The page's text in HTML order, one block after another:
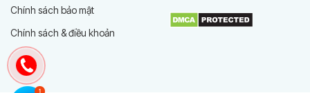
Chính sách bảo mật
Chính sách & điều khoản